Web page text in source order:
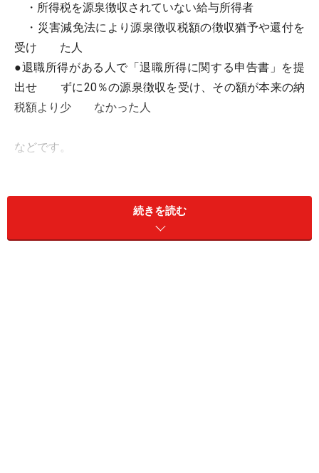
・所得税を源泉徴収されていない給与所得者
・災害減免法により源泉徴収税額の徴収猶予や還付を
受け た人
●退職所得がある人で「退職所得に関する申告書」を提
出せ ずに20％の源泉徴収を受け、その額が本来の納
税額より少 なかった人
などです。
続きを読む